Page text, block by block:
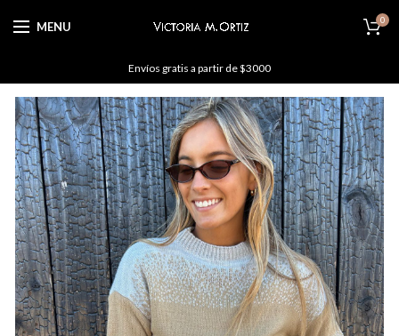
MENU 0
Envíos gratis a partir de $3000